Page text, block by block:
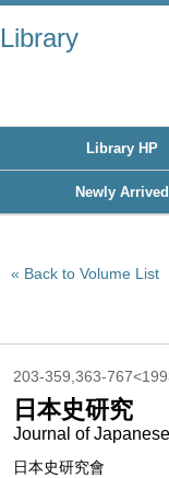
Library
Library HP
Newly Arrived
Back to Volume List
203-359,363-
日本史研究
Journal of
日本史研究會